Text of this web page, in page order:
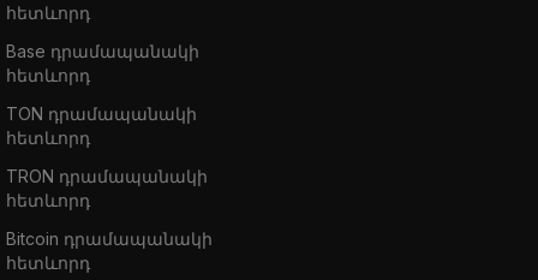
հետևորդ
Base դրամապանակի
հետևորդ
TON դրամապանակի
հետևորդ
TRON դրամապանակի
հետևորդ
Bitcoin դրամապանակի
հետևորդ